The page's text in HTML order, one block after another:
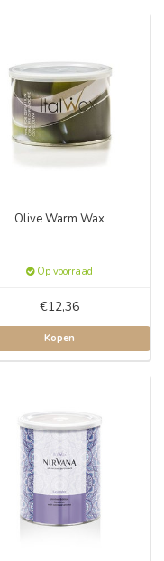
Olive Warm Wax
Op voorraad
€12,36
Kopen